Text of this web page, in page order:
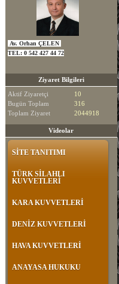
Av. Orhan ÇELEN
TEL: 0 542 427 44 72
Ziyaret Bilgileri
Aktif Ziyaretçi
10
Bugün Toplam
316
Toplam Ziyaret
2044918
Videolar
SİTE TANITIMI
TÜRK SİLAHLI
KUVVETLERİ
KARA KUVVETLERİ
DENİZ KUVVETLERİ
HAVA KUVVETLERİ
ANAYASA HUKUKU